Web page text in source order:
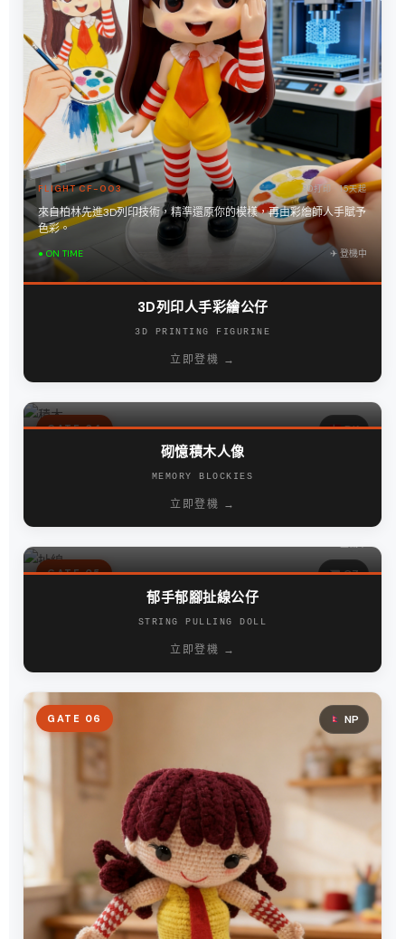
FLIGHT CF-003 3D打印 · 15天起
來自柏林先進3D列印技術，精準還原你的模樣，再由彩繪師人手賦予
色彩。
● ON TIME ✈︎ 登機中
3D列印人手彩繪公仔
3D PRINTING FIGURINE
立即登機 →
GATE 04 DK
砌憶積木人像
MEMORY BLOCKIES
立即登機 →
GATE 05 CZ
布拉格老城廣場的木偶劇已經上演了四百年。拉一下線，回憶就動起
郁手郁腳扯線公仔
STRING PULLING DOLL
立即登機 →
GATE 06 NP